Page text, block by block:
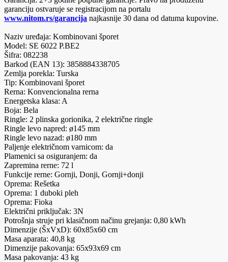
garanciju ostvaruje se registracijom na portalu
www.nitom.rs/garancija najkasnije 30 dana od datuma kupovine.
Naziv uređaja: Kombinovani šporet
Model: SE 6022 P.BE2
Šifra: 082238
Barkod (EAN 13): 3858884338705
Zemlja porekla: Turska
Tip: Kombinovani šporet
Rerna: Konvencionalna rerna
Energetska klasa: A
Boja: Bela
Ringle: 2 plinska gorionika, 2 električne ringle
Ringle levo napred: ø145 mm
Ringle levo nazad: ø180 mm
Paljenje električnom varnicom: da
Plamenici sa osiguranjem: da
Zapremina rerne: 72 l
Funkcije rerne: Gornji, Donji, Gornji+donji
Oprema: Rešetka
Oprema: 1 duboki pleh
Oprema: Fioka
Električni priključak: 3N
Potrošnja struje pri klasičnom načinu grejanja: 0,80 kWh
Dimenzije (ŠxVxD): 60x85x60 cm
Masa aparata: 40,8 kg
Dimenzije pakovanja: 65x93x69 cm
Masa pakovanja: 43 kg